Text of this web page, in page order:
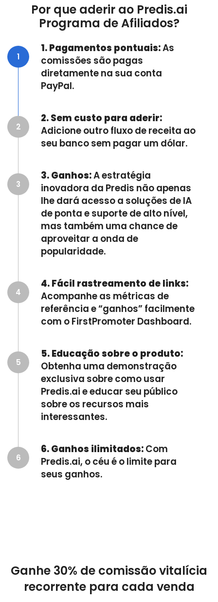
Por que aderir ao Predis.ai
Programa de Afiliados?
1
1. Pagamentos pontuais:As
comissões são pagas
diretamente na sua conta
PayPal.
2
2. Sem custo para aderir:
Adicione outro fluxo de receita ao
seu banco sem pagar um dólar.
3
3. Ganhos:A estratégia
inovadora da Predis não apenas
lhe dará acesso a soluções de IA
de ponta e suporte de alto nível,
mas também uma chance de
aproveitar a onda de
popularidade.
4
4. Fácil rastreamento de links:
Acompanhe as métricas de
referência e “ganhos” facilmente
com o FirstPromoter Dashboard.
5
5. Educação sobre o produto:
Obtenha uma demonstração
exclusiva sobre como usar
Predis.ai e educar seu público
sobre os recursos mais
interessantes.
6
6. Ganhos ilimitados: Com
Predis.ai, o céu é o limite para
seus ganhos.
Ganhe 30% de comissão vitalícia
recorrente para cada venda